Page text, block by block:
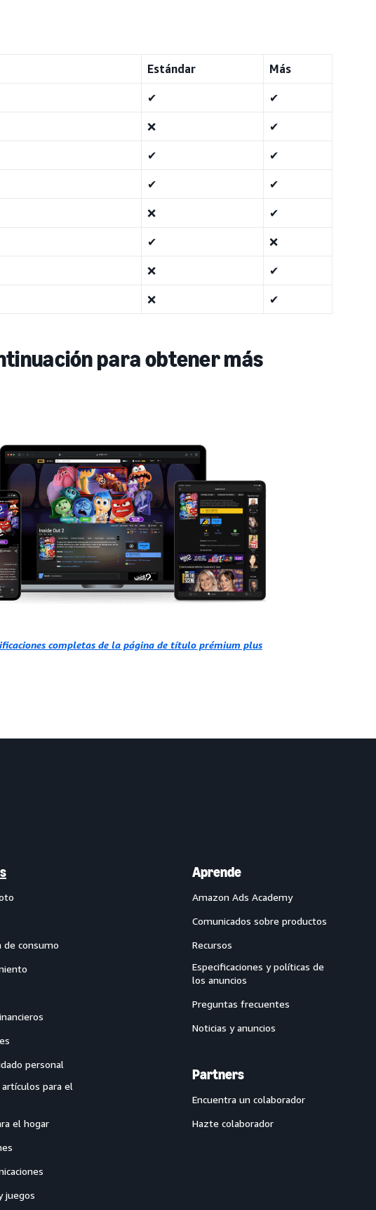
Estándar Más
✔ ✔
❌ ✔
✔ ✔
✔ ✔
❌ ✔
✔ ❌
❌ ✔
❌ ✔
para obtener más
completas de la página de título prémium plus
de consumo
personal
para el
el hogar
juegos
Aprende
Amazon Ads Academy
Comunicados sobre productos
Recursos
Especificaciones y políticas de
los anuncios
Preguntas frecuentes
Noticias y anuncios
Partners
Encuentra un colaborador
Hazte colaborador